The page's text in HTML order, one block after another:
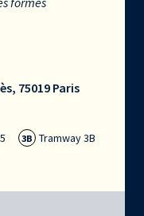
75019 Paris
3B Tramway 3B